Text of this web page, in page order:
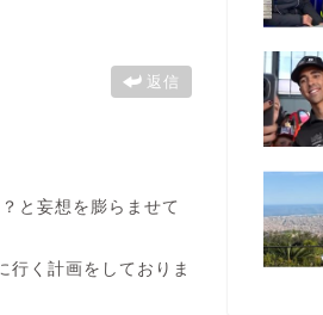
返信
と妄想を膨らませて
く計画をしておりま